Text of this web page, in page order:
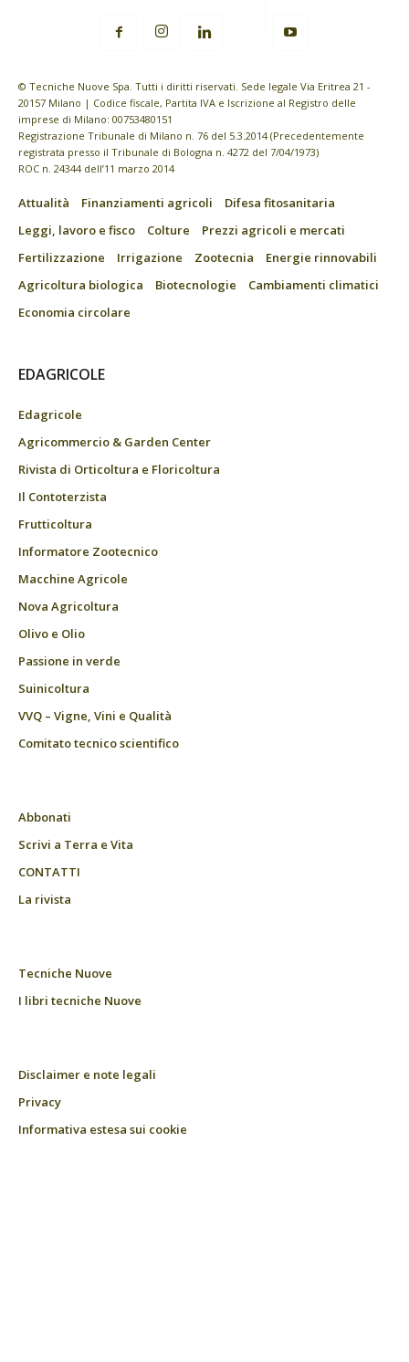
© Tecniche Nuove Spa. Tutti i diritti riservati. Sede legale Via Eritrea 21 -
20157 Milano | Codice fiscale, Partita IVA e Iscrizione al Registro delle
imprese di Milano: 00753480151
Registrazione Tribunale di Milano n. 76 del 5.3.2014 (Precedentemente
registrata presso il Tribunale di Bologna n. 4272 del 7/04/1973)
ROC n. 24344 dell’11 marzo 2014
Attualità Finanziamenti agricoli
Difesa fitosanitaria
Leggi, lavoro e fisco
Colture
Prezzi agricoli e mercati
Fertilizzazione
Irrigazione Zootecnia
Energie rinnovabili
Agricoltura biologica
Biotecnologie
Cambiamenti climatici
Economia circolare
EDAGRICOLE
Edagricole
Agricommercio & Garden Center
Rivista di Orticoltura e Floricoltura
Il Contoterzista
Frutticoltura
Informatore Zootecnico
Macchine Agricole
Nova Agricoltura
Olivo e Olio
Passione in verde
Suinicoltura
VVQ – Vigne, Vini e Qualità
Comitato tecnico scientifico
Abbonati
Scrivi a Terra e Vita
CONTATTI
La rivista
Tecniche Nuove
I libri tecniche Nuove
Disclaimer e note legali
Privacy
Informativa estesa sui cookie